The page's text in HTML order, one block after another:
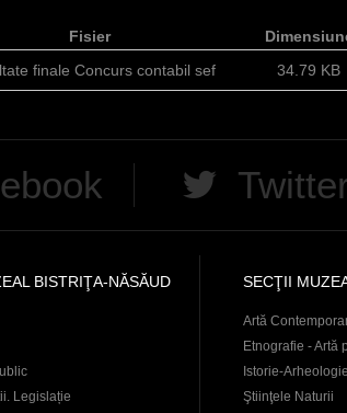
Fisier
finale Concurs contabil sef
34.79 KB
BISTRIŢA-NĂSĂUD
Legislație
SECŢII
Artă
Etnografie - Artă
Istorie-Arheologie
Ştiinţele Naturii